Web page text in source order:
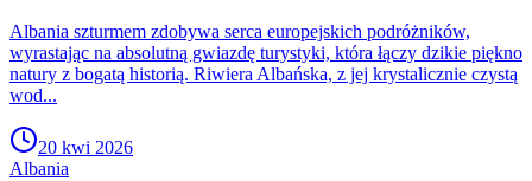
Albania szturmem zdobywa serca europejskich podróżników,
wyrastając na absolutną gwiazdę turystyki, która łączy dzikie piękno
natury z bogatą historią. Riwiera Albańska, z jej krystalicznie czystą
wod...
20 kwi 2026
Albania